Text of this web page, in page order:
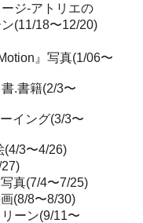
ジ-アトリエの
ン(11/18〜12/20)
』写真(1/06〜
.書籍(2/3〜
イング(3/3〜
(4/3〜4/26)
27)
写真(7/4〜7/25)
(8/8〜8/30)
ーン(9/11〜